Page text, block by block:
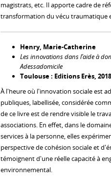
magistrats, etc. Il apporte cadre de
transformation du vécu traumatique
Henry, Marie-Catherine
Les innovations dans l’aide à
Adessadomicile
Toulouse : Editions Erès, 2018
À l'heure où l'innovation sociale est
publiques, labellisée, considérée
de ce livre est de rendre visible le
associations. En effet, dans le
services à la personne, elles
perspective de cohésion sociale et
témoignent d'une réelle capacité à
environnemental.